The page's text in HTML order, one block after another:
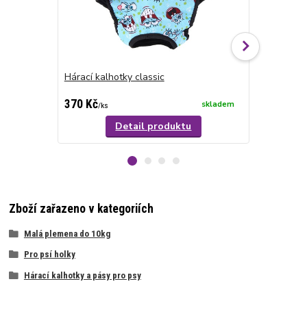
Hárací kalhotky classic
370 Kč/ks skladem
Detail produktu
Zboží zařazeno v kategoriích
Malá plemena do 10kg
Pro psí holky
Hárací kalhotky a pásy pro psy